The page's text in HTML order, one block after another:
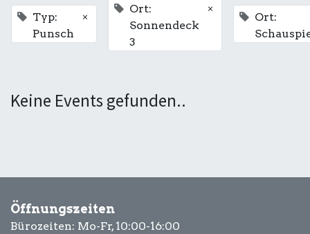
Typ:
Punsch
×
Ort:
Sonnendeck
3
×
Ort:
Keine Events gefunden..
Öffnungszeiten
Bürozeiten: Mo-Fr, 10:00-16:00